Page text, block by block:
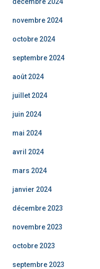
novembre 2024
octobre 2024
septembre 2024
août 2024
juillet 2024
juin 2024
mai 2024
avril 2024
mars 2024
janvier 2024
décembre 2023
novembre 2023
octobre 2023
septembre 2023